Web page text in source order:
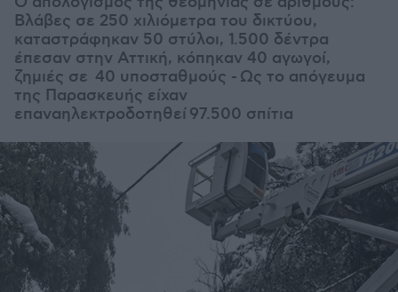
Βλάβες σε 250 χιλιόμετρα του δικτύου,
καταστράφηκαν 50 στύλοι, 1.500 δέντρα
έπεσαν στην Αττική, κόπηκαν 40 αγωγοί,
ζημιές σε 40 υποσταθμούς - Ως το απόγευμα
της Παρασκευής είχαν
επαναηλεκτροδοτηθεί97.500 σπίτια